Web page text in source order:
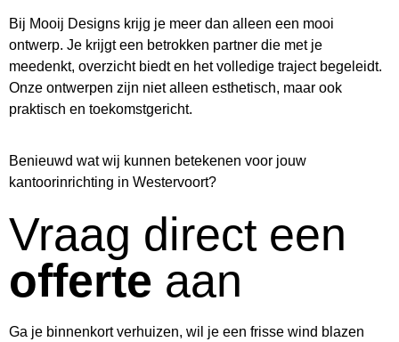
Bij Mooij Designs krijg je meer dan alleen een mooi
ontwerp. Je krijgt een betrokken partner die met je
meedenkt, overzicht biedt en het volledige traject begeleidt.
Onze ontwerpen zijn niet alleen esthetisch, maar ook
praktisch en toekomstgericht.
Benieuwd wat wij kunnen betekenen voor jouw
kantoorinrichting in Westervoort?
Vraag direct een
offerte aan
Ga je binnenkort verhuizen, wil je een frisse wind blazen